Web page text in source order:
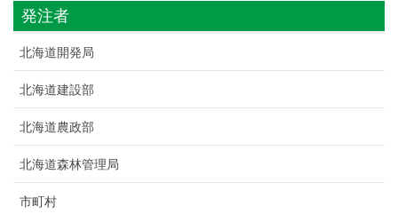
発注者
北海道開発局
北海道建設部
北海道農政部
北海道森林管理局
市町村